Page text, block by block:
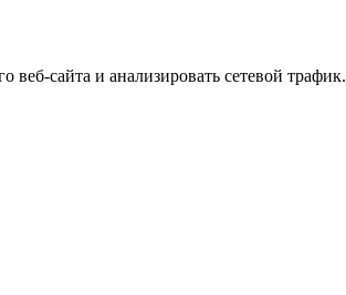
сайта и анализировать сетевой трафик.